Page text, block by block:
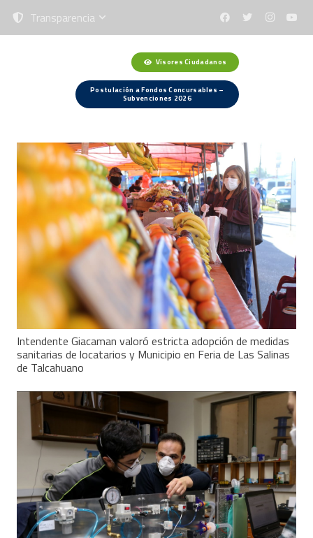
Transparencia
Visores Ciudadanos
Postulación a Fondos Concursables –
Subvenciones 2026
Intendente Giacaman valoró estricta adopción de medidas
sanitarias de locatarios y Municipio en Feria de Las Salinas
de Talcahuano